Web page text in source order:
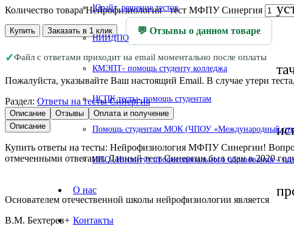
Юрайт, решение тестов
НИИДПО
КМЭПТ- помощь студенту колледжа
НСПК тесты- помощь студентам
Помощь студентам МОК (ЧПОУ «Международный
ИПО- Институт профессионального образования –
О нас
Контакты
Количество товара Нейрофизиология - тест МФПУ Синергия
Купить Заказать в 1 клик 💬 Отзывы о данном товаре
✓Файл с ответами приходит на email моментально после оплаты
Пожалуйста, указывайте Ваш настоящий Email. В случае утери
Раздел: Ответы на тесты Синергия
Описание Отзывы
Оплата и получение
Описание
Купить ответы на тесты: Нейрофизиология МФПУ Синергии!
отмеченными ответами. Данный тест Синергии был сдан в 2020
Основателем отечественной школы нейрофизиологии является
В.М. Бехтерев+